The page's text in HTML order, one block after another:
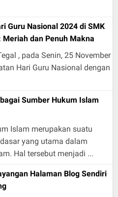
Guru Nasional 2024 di SMK
Meriah dan Penuh Makna
, pada Senin, 25 November
Hari Guru Nasional dengan
Sumber Hukum Islam
Islam merupakan suatu
yang utama dalam
Hal tersebut menjadi ...
Halaman Blog Sendiri